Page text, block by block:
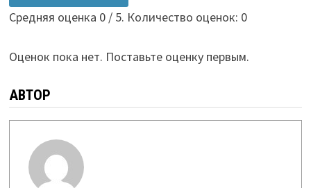
Средняя оценка 0/ 5. Количество оценок: 0
Оценок пока нет. Поставьте оценку первым.
АВТОР